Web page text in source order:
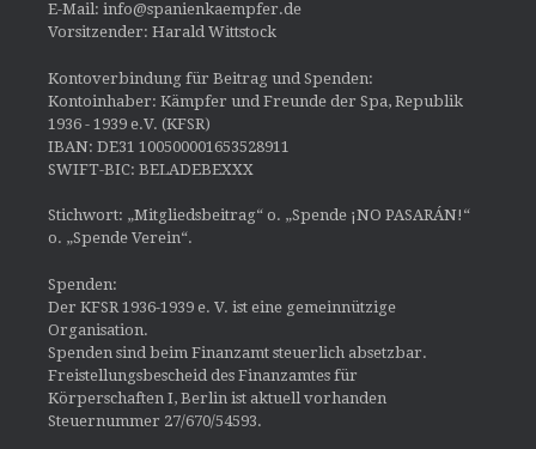
E-Mail: info@spanienkaempfer.de
Vorsitzender: Harald Wittstock
Kontoverbindung für Beitrag und Spenden:
Kontoinhaber: Kämpfer und Freunde der Spa, Republik
1936 - 1939 e.V. (KFSR)
IBAN: DE31 100500001653528911
SWIFT-BIC: BELADEBEXXX
Stichwort: „Mitgliedsbeitrag“ o. „Spende ¡NO PASARÁN!“
o. „Spende Verein“.
Spenden:
Der KFSR 1936-1939 e. V. ist eine gemeinnützige
Organisation.
Spenden sind beim Finanzamt steuerlich absetzbar.
Freistellungsbescheid des Finanzamtes für
Körperschaften I, Berlin ist aktuell vorhanden
Steuernummer 27/670/54593.